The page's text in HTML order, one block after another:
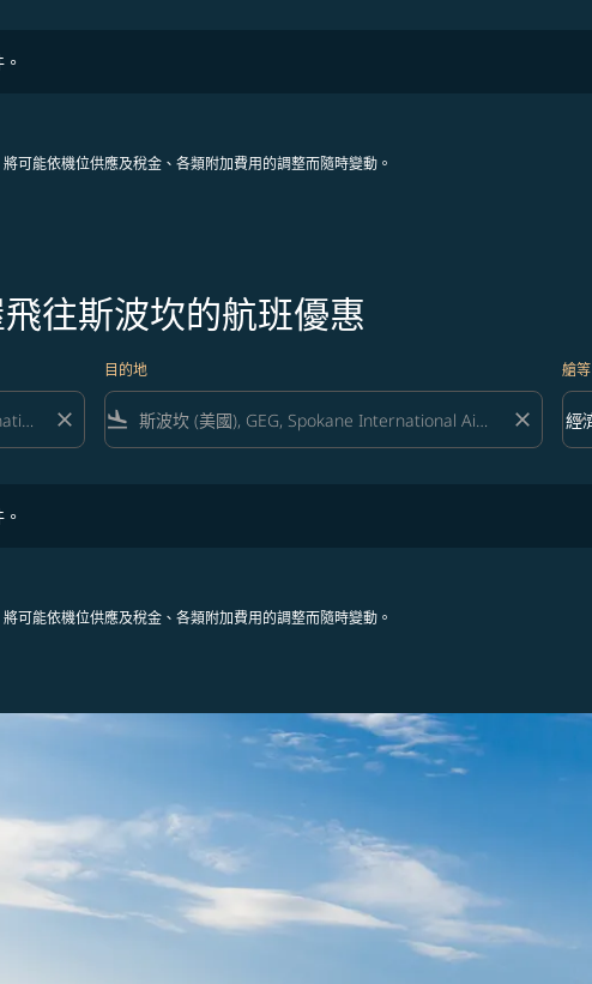
可能依機位供應及稅金、各類附加費用的調整而隨時變動。
往斯波坎的航班優惠
close
目的地
flight_land close
艙等
艙
經
keyboard_arrow_down
可能依機位供應及稅金、各類附加費用的調整而隨時變動。